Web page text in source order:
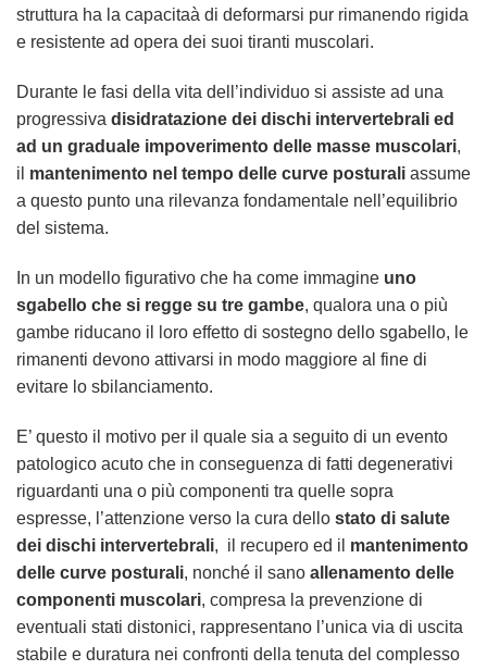
struttura ha la capacitaà di deformarsi pur rimanendo rigida
e resistente ad opera dei suoi tiranti muscolari.
Durante le fasi della vita dell’individuo si assiste ad una
progressiva disidratazione dei dischi intervertebrali ed
ad un graduale impoverimento delle masse muscolari,
il mantenimento nel tempo delle curve posturali assume
a questo punto una rilevanza fondamentale nell’equilibrio
del sistema.
In un modello figurativo che ha come immagine uno
sgabello che si regge su tre gambe, qualora una o più
gambe riducano il loro effetto di sostegno dello sgabello, le
rimanenti devono attivarsi in modo maggiore al fine di
evitare lo sbilanciamento.
E’ questo il motivo per il quale sia a seguito di un evento
patologico acuto che in conseguenza di fatti degenerativi
riguardanti una o più componenti tra quelle sopra
espresse, l’attenzione verso la cura dello stato di salute
dei dischi intervertebrali, il recupero ed il mantenimento
delle curve posturali, nonché il sano allenamento delle
componenti muscolari, compresa la prevenzione di
eventuali stati distonici, rappresentano l’unica via di uscita
stabile e duratura nei confronti della tenuta del complesso